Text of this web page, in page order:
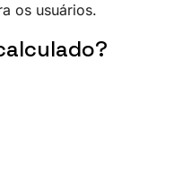
os usuários.